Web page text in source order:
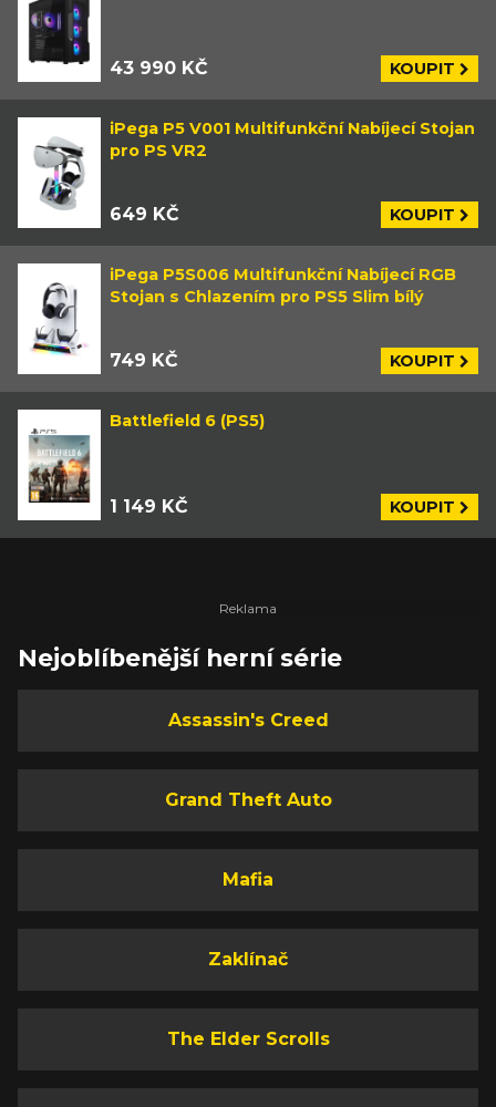
43 990 KČ KOUPIT
iPega P5 V001 Multifunkční Nabíjecí Stojan
pro PS VR2
649 KČ KOUPIT
iPega P5S006 Multifunkční Nabíjecí RGB
Stojan s Chlazením pro PS5 Slim bílý
749 KČ KOUPIT
Battlefield 6 (PS5)
1 149 KČ KOUPIT
Nejoblíbenější herní série
Assassin's Creed
Grand Theft Auto
Mafia
Zaklínač
The Elder Scrolls